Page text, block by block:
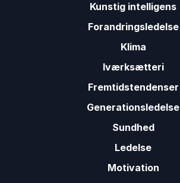
Kunstig intelligens
Forandringsledelse
Klima
Iværksætteri
Fremtidstendenser
Generationsledelse
Sundhed
Ledelse
Motivation